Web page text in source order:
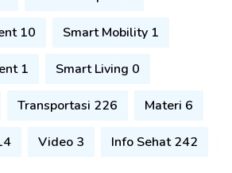
10 Smart Mobility 1
1 Smart Living 0
Transportasi 226 Materi 6
Video 3 Info Sehat 242